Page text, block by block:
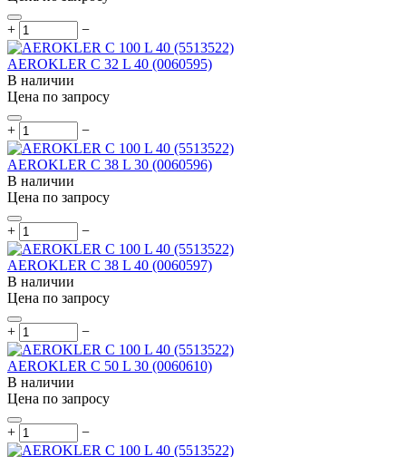
+ −
AEROKLER C 32 L 40 (0060595)
В наличии
Цена по запросу
+ −
AEROKLER C 38 L 30 (0060596)
В наличии
Цена по запросу
+ −
AEROKLER C 38 L 40 (0060597)
В наличии
Цена по запросу
+ −
AEROKLER C 50 L 30 (0060610)
В наличии
Цена по запросу
+ −